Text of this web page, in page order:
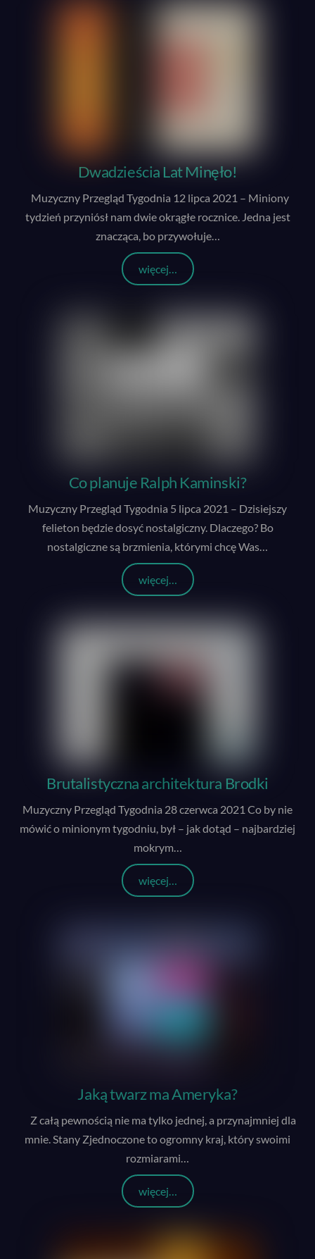
Dwadzieścia Lat Minęło!
Muzyczny Przegląd Tygodnia 12 lipca 2021 – Miniony
tydzień przyniósł nam dwie okrągłe rocznice. Jedna jest
znacząca, bo przywołuje…
więcej…
Co planuje Ralph Kaminski?
Muzyczny Przegląd Tygodnia 5 lipca 2021 – Dzisiejszy
felieton będzie dosyć nostalgiczny. Dlaczego? Bo
nostalgiczne są brzmienia, którymi chcę Was…
więcej…
Brutalistyczna architektura Brodki
Muzyczny Przegląd Tygodnia 28 czerwca 2021 Co by nie
mówić o minionym tygodniu, był – jak dotąd – najbardziej
mokrym…
więcej…
Jaką twarz ma Ameryka?
Z całą pewnością nie ma tylko jednej, a przynajmniej dla
mnie. Stany Zjednoczone to ogromny kraj, który swoimi
rozmiarami…
więcej…